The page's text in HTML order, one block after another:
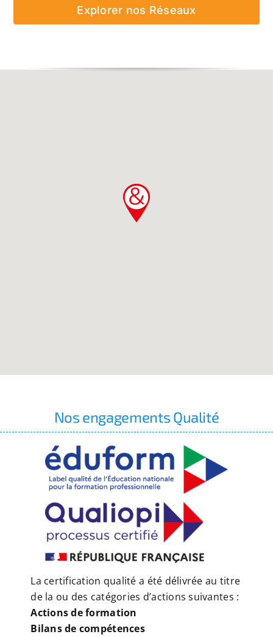
Explorer nos Réseaux
Nos engagements Qualité
La certification qualité a été délivrée au titre
de la ou des catégories d’actions suivantes :
Actions de formation
Bilans de compétences